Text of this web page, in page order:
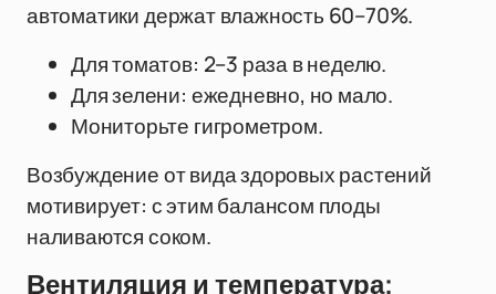
автоматики держат влажность 60–70%.
Для томатов: 2–3 раза в неделю.
Для зелени: ежедневно, но мало.
Мониторьте гигрометром.
Возбуждение от вида здоровых растений
мотивирует: с этим балансом плоды
наливаются соком.
Вентиляция и температура: